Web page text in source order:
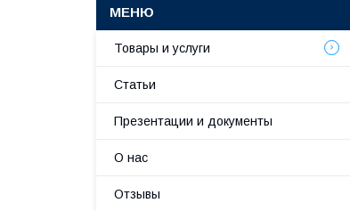
Товары и услуги
Статьи
Презентации и документы
О нас
Отзывы